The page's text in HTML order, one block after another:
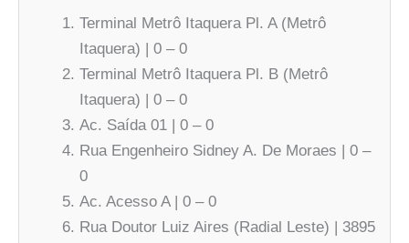
Terminal Metrô Itaquera Pl. A (Metrô
Itaquera) | 0 – 0
Terminal Metrô Itaquera Pl. B (Metrô
Itaquera) | 0 – 0
Ac. Saída 01 | 0 – 0
Rua Engenheiro Sidney A. De Moraes | 0 –
0
Ac. Acesso A | 0 – 0
Rua Doutor Luiz Aires (Radial Leste) | 3895